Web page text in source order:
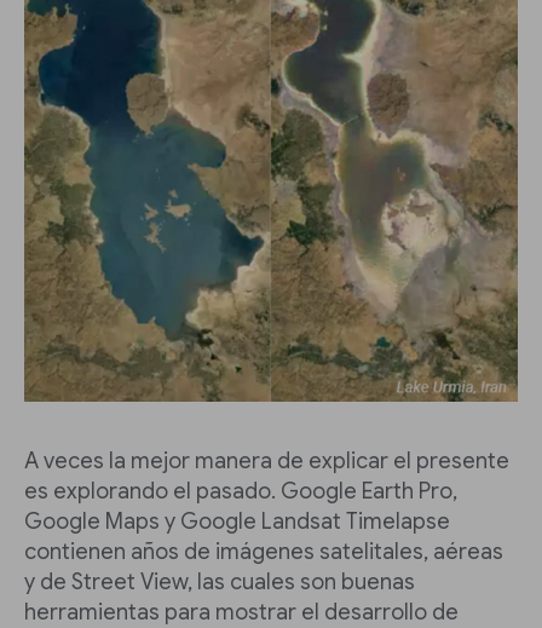
A veces la mejor manera de explicar el presente
es explorando el pasado. Google Earth Pro,
Google Maps y Google Landsat Timelapse
contienen años de imágenes satelitales, aéreas
y de Street View, las cuales son buenas
herramientas para mostrar el desarrollo de